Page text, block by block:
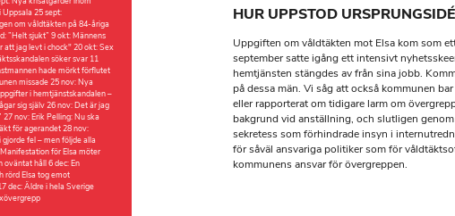
25 sept:
om våldtäkten på 84-åriga
”Helt sjukt” 9 okt: Männens
att jag levt i chock" 20 okt: Sex
söker svar 11
hade mörkt förflutet
missade 25 nov: Nya
i hemtjänstskandalen –
sig själv 26 nov: Det är jag
27 nov: Erik Pelling: Nu ska
för agerandet 28 nov:
gjorde fel – men följde alla
för Elsa möter
oväntat håll 6 dec: En
rörd Elsa tog emot
dec: Äldre i hela Sverige
HUR UPPSTOD
Uppgiften om våldtäkten mot Elsa kom som
september satte igång ett intensivt
hemtjänsten stängdes av från sina jobb.
på dessa män. Vi såg att också kommunen
eller rapporterat om tidigare larm om
bakgrund vid anställning, och slutligen
sekretess som förhindrade insyn i
för såväl ansvariga politiker som för
kommunens ansvar för övergreppen.